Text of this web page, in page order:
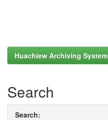
Huachiew Archiving System
Search
Search: